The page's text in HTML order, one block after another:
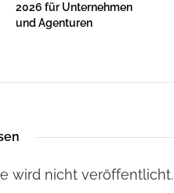
2026 für Unternehmen
und Agenturen
wird nicht veröffentlicht.